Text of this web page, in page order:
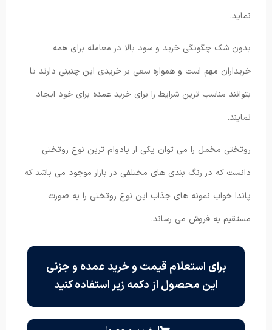
نماید.
بدون شک چگونگی خرید و سود بالا در معامله برای همه
خریداران مهم است و همواره سعی بر خریدی این چنینی دارند تا
بتوانند مناسب ترین شرایط را برای خرید عمده برای خود ایجاد
نمایند.
روتختی مخمل را می توان یکی از بادوام ترین نوع روتختی
دانست که در رنگ بندی های مختلفی در بازار موجود می باشد که
پاندا خواب نمونه های جذاب این نوع روتختی را به صورت
مستقیم به فروش می رساند.
برای استعلام قیمت و خرید عمده و جزئی
این محصول از دکمه زیر استفاده کنید